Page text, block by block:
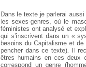
Dans le texte je parlerai aussi
les sexes-genres, où le
féministes ont analysé et
qui s’inscrivent dans un «
besoins du Capitalisme et
pencher dans ce texte). Il
êtres humains en ces deux
correspond un genre